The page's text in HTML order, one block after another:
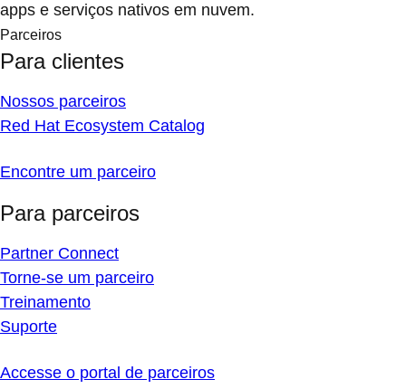
apps e serviços nativos em nuvem.
Parceiros
Para clientes
Nossos parceiros
Red Hat Ecosystem Catalog
Encontre um parceiro
Para parceiros
Partner Connect
Torne-se um parceiro
Treinamento
Suporte
Accesse o portal de parceiros